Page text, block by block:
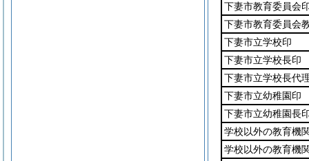
下妻市教育委員会
下妻市教育委員会
下妻市立学校印
下妻市立学校長印
下妻市立学校長代
下妻市立幼稚園印
下妻市立幼稚園長
学校以外の教育機
学校以外の教育機